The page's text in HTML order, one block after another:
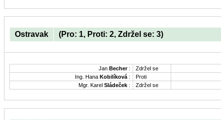
Ostravak (Pro: 1, Proti: 2, Zdržel se: 3)
Jan Becher:
Zdržel se
Ing. Hana Kobilíková :
Proti
Mgr. Karel Sládeček : Zdržel se